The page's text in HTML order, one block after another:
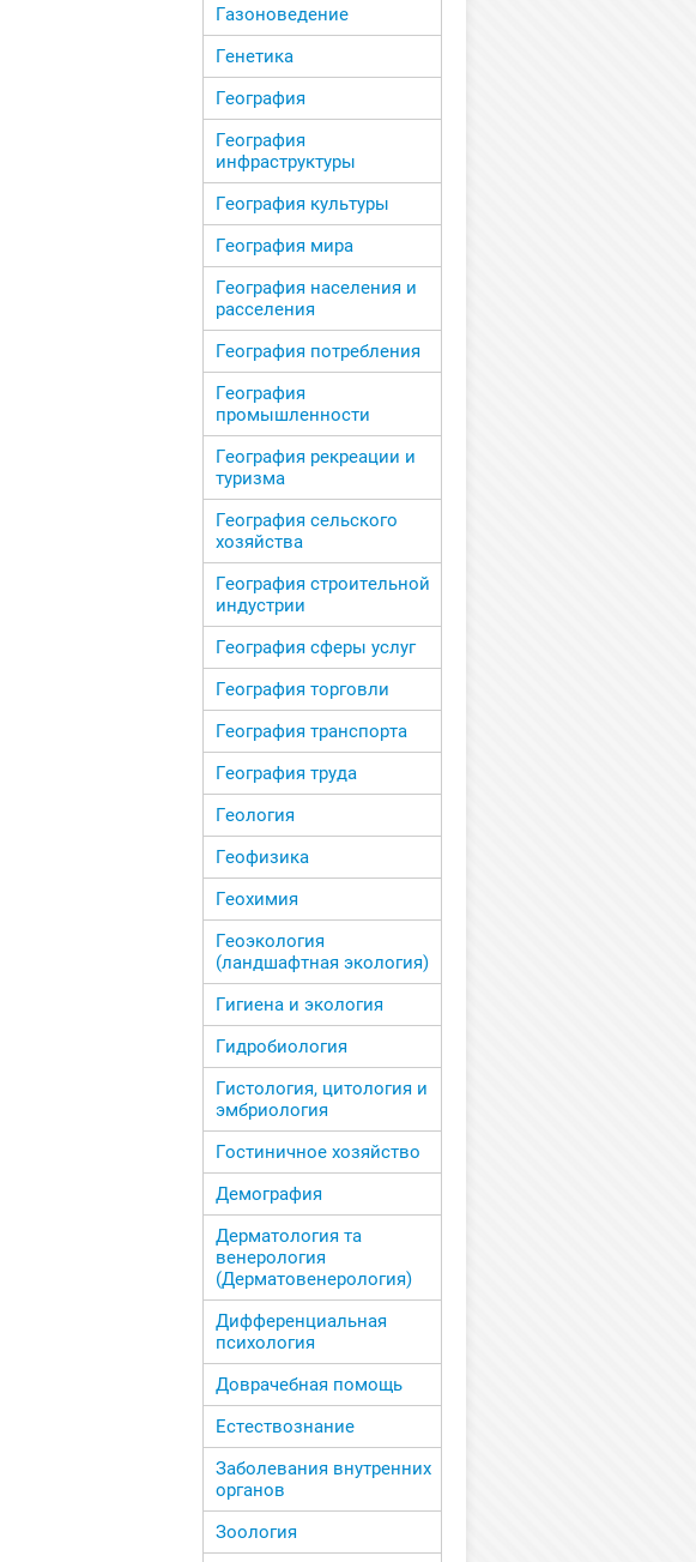
Газоноведение
Генетика
География
География
инфраструктуры
География культуры
География мира
География населения и
расселения
География потребления
География
промышленности
География рекреации и
туризма
География сельского
хозяйства
География строительной
индустрии
География сферы услуг
География торговли
География транспорта
География труда
Геология
Геофизика
Геохимия
Геоэкология
(ландшафтная экология)
Гигиена и экология
Гидробиология
Гистология, цитология и
эмбриология
Гостиничное хозяйство
Демография
Дерматология та
венерология
(Дерматовенерология)
Дифференциальная
психология
Доврачебная помощь
Естествознание
Заболевания внутренних
органов
Зоология